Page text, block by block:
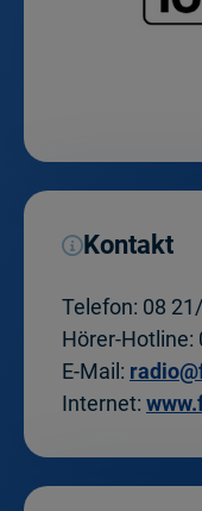
Kontakt
Telefon: 08
Hörer-Hotline:
E-Mail:
Internet: